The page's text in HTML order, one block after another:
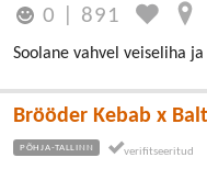
0 891
Soolane vahvel veiseliha
Brööder Kebab x
PÕHJA-TALLINN